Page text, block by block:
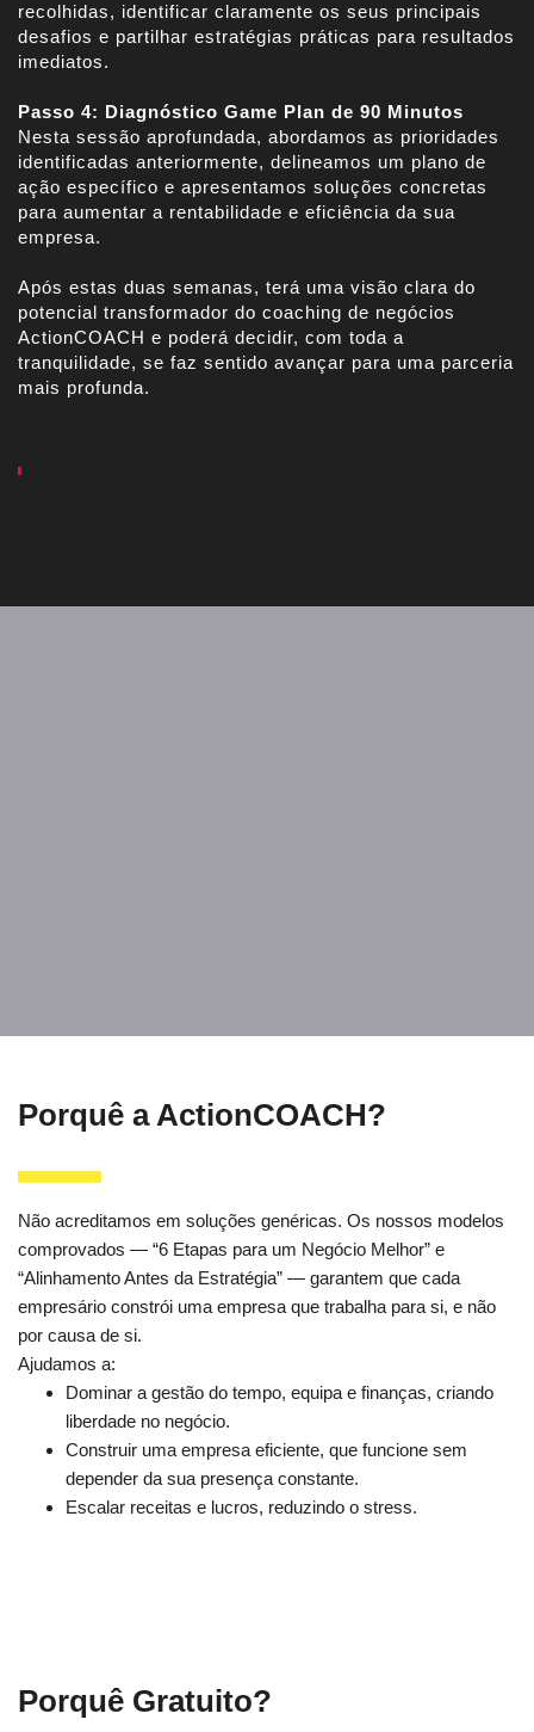
recolhidas, identificar claramente os seus principais
desafios e partilhar estratégias práticas para resultados
imediatos.
Passo 4: Diagnóstico Game Plan de 90 Minutos
Nesta sessão aprofundada, abordamos as prioridades
identificadas anteriormente, delineamos um plano de
ação específico e apresentamos soluções concretas
para aumentar a rentabilidade e eficiência da sua
empresa.
Após estas duas semanas, terá uma visão clara do
potencial transformador do coaching de negócios
ActionCOACH e poderá decidir, com toda a
tranquilidade, se faz sentido avançar para uma parceria
mais profunda.
Porquê a ActionCOACH?
Não acreditamos em soluções genéricas. Os nossos modelos
comprovados — “6 Etapas para um Negócio Melhor” e
“Alinhamento Antes da Estratégia” — garantem que cada
empresário constrói uma empresa que trabalha para si, e não
por causa de si.
Ajudamos a:
Dominar a gestão do tempo, equipa e finanças, criando
liberdade no negócio.
Construir uma empresa eficiente, que funcione sem
depender da sua presença constante.
Escalar receitas e lucros, reduzindo o stress.
Porquê Gratuito?